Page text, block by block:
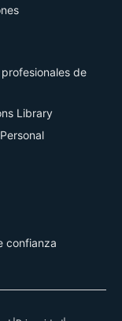
de
Library
confianza